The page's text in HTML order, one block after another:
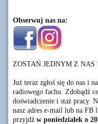
Obserwuj nas na:
ZOSTAŃ JEDNYM Z NAS
Już teraz zgłoś się do nas i
radiowego fachu. Zdobądź
doświadczenie i staż pracy.
nasz adres e-mail lub na FB
przyjdź w poniedziałek o